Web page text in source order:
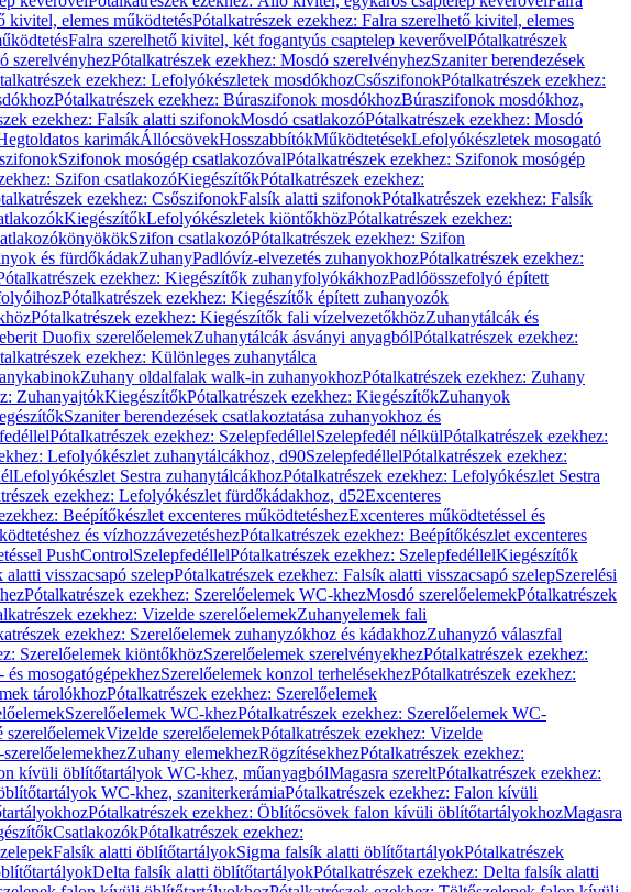
kivitel, elemes működtetésPótalkatrészek ezekhez: Falra szerelhető kivitel, elemes
Falra szerelhető kivitel, két fogantyús csaptelep keverővelPótalkatrészek
szerelvényhezPótalkatrészek ezekhez: Mosdó szerelvényhezSzaniter berendezések
ezekhez: Lefolyókészletek mosdókhozCsőszifonokPótalkatrészek ezekhez:
Pótalkatrészek ezekhez: Búraszifonok mosdókhozBúraszifonok mosdókhoz,
ezekhez: Falsík alatti szifonokMosdó csatlakozóPótalkatrészek ezekhez: Mosdó
karimákÁllócsövekHosszabbítókMűködtetésekLefolyókészletek mosogató
Szifonok mosógép csatlakozóvalPótalkatrészek ezekhez: Szifonok mosógép
Szifon csatlakozóKiegészítőkPótalkatrészek ezekhez:
ezekhez: CsőszifonokFalsík alatti szifonokPótalkatrészek ezekhez: Falsík
KiegészítőkLefolyókészletek kiöntőkhözPótalkatrészek ezekhez:
Szifon csatlakozóPótalkatrészek ezekhez: Szifon
és fürdőkádakZuhanyPadlóvíz-elvezetés zuhanyokhozPótalkatrészek ezekhez:
ezekhez: Kiegészítők zuhanyfolyókákhozPadlóösszefolyó épített
Pótalkatrészek ezekhez: Kiegészítők épített zuhanyozók
Pótalkatrészek ezekhez: Kiegészítők fali vízelvezetőkhözZuhanytálcák és
Duofix szerelőelemekZuhanytálcák ásványi anyagbólPótalkatrészek ezekhez:
ezekhez: Különleges zuhanytálca
Zuhany oldalfalak walk-in zuhanyokhozPótalkatrészek ezekhez: Zuhany
ZuhanyajtókKiegészítőkPótalkatrészek ezekhez: KiegészítőkZuhanyok
Szaniter berendezések csatlakoztatása zuhanyokhoz és
Pótalkatrészek ezekhez: SzelepfedéllelSzelepfedél nélkülPótalkatrészek ezekhez:
Lefolyókészlet zuhanytálcákhoz, d90SzelepfedéllelPótalkatrészek ezekhez:
Lefolyókészlet Sestra zuhanytálcákhozPótalkatrészek ezekhez: Lefolyókészlet Sestra
ezekhez: Lefolyókészlet fürdőkádakhoz, d52Excenteres
Beépítőkészlet excenteres működtetéshezExcenteres működtetéssel és
és vízhozzávezetéshezPótalkatrészek ezekhez: Beépítőkészlet excenteres
PushControlSzelepfedéllelPótalkatrészek ezekhez: SzelepfedéllelKiegészítők
alatti visszacsapó szelepPótalkatrészek ezekhez: Falsík alatti visszacsapó szelepSzerelési
Pótalkatrészek ezekhez: Szerelőelemek WC-khezMosdó szerelőelemekPótalkatrészek
ezekhez: Vizelde szerelőelemekZuhanyelemek fali
ezekhez: Szerelőelemek zuhanyzókhoz és kádakhozZuhanyzó válaszfal
Szerelőelemek kiöntőkhözSzerelőelemek szerelvényekhezPótalkatrészek ezekhez:
és mosogatógépekhezSzerelőelemek konzol terhelésekhezPótalkatrészek ezekhez:
tárolókhozPótalkatrészek ezekhez: Szerelőelemek
Szerelőelemek WC-khezPótalkatrészek ezekhez: Szerelőelemek WC-
szerelőelemekVizelde szerelőelemekPótalkatrészek ezekhez: Vizelde
Zuhany elemekhezRögzítésekhezPótalkatrészek ezekhez:
kívüli öblítőtartályok WC-khez, műanyagbólMagasra szereltPótalkatrészek ezekhez:
WC-khez, szaniterkerámiaPótalkatrészek ezekhez: Falon kívüli
Pótalkatrészek ezekhez: Öblítőcsövek falon kívüli öblítőtartályokhozMagasra
CsatlakozókPótalkatrészek ezekhez:
Falsík alatti öblítőtartályokSigma falsík alatti öblítőtartályokPótalkatrészek
Delta falsík alatti öblítőtartályokPótalkatrészek ezekhez: Delta falsík alatti